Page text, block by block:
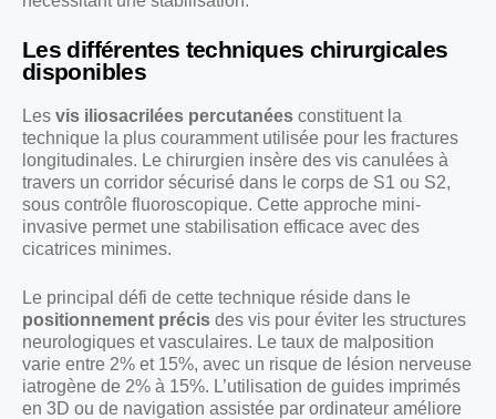
Les différentes techniques chirurgicales
disponibles
Les vis iliosacrilées percutanées constituent la
technique la plus couramment utilisée pour les fractures
longitudinales. Le chirurgien insère des vis canulées à
travers un corridor sécurisé dans le corps de S1 ou S2,
sous contrôle fluoroscopique. Cette approche mini-
invasive permet une stabilisation efficace avec des
cicatrices minimes.
Le principal défi de cette technique réside dans le
positionnement précis des vis pour éviter les structures
neurologiques et vasculaires. Le taux de malposition
varie entre 2% et 15%, avec un risque de lésion nerveuse
iatrogène de 2% à 15%. L’utilisation de guides imprimés
en 3D ou de navigation assistée par ordinateur améliore